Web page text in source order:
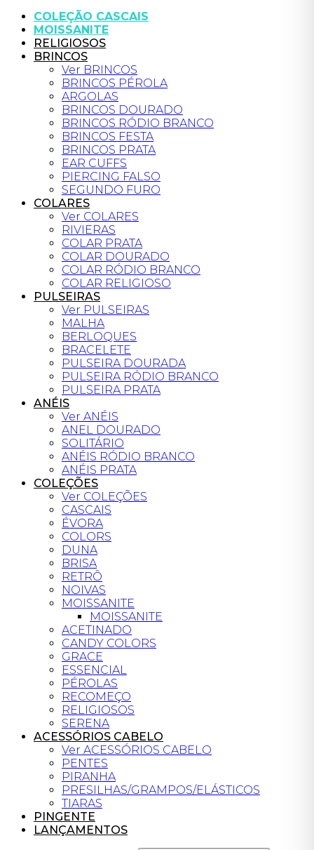
COLEÇÃO CASCAIS
MOISSANITE
RELIGIOSOS
BRINCOS
Ver BRINCOS
BRINCOS PÉROLA
ARGOLAS
BRINCOS DOURADO
BRINCOS RÓDIO BRANCO
BRINCOS FESTA
BRINCOS PRATA
EAR CUFFS
PIERCING FALSO
SEGUNDO FURO
COLARES
Ver COLARES
RIVIERAS
COLAR PRATA
COLAR DOURADO
COLAR RÓDIO BRANCO
COLAR RELIGIOSO
PULSEIRAS
Ver PULSEIRAS
MALHA
BERLOQUES
BRACELETE
PULSEIRA DOURADA
PULSEIRA RÓDIO BRANCO
PULSEIRA PRATA
ANÉIS
Ver ANÉIS
ANEL DOURADO
SOLITÁRIO
ANÉIS RÓDIO BRANCO
ANÉIS PRATA
COLEÇÕES
Ver COLEÇÕES
CASCAIS
ÉVORA
COLORS
DUNA
BRISA
RETRÔ
NOIVAS
MOISSANITE
MOISSANITE
ACETINADO
CANDY COLORS
GRACE
ESSENCIAL
PÉROLAS
RECOMEÇO
RELIGIOSOS
SERENA
ACESSÓRIOS CABELO
Ver ACESSÓRIOS CABELO
PENTES
PIRANHA
PRESILHAS/GRAMPOS/ELÁSTICOS
TIARAS
PINGENTE
LANÇAMENTOS